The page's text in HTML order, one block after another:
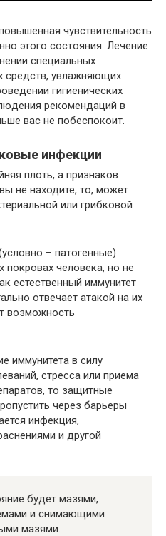
чувствительность
этого состояния. Лечение
специальных
средств, увлажняющих
гигиенических
рекомендаций в
вас не побеспокоит.
инфекции
плоть, а признаков
не находите, то, может
или грибковой
– патогенные)
покровах человека, но не
естественный иммунитет
отвечает атакой на их
возможность
иммунитета в силу
стресса или приема
то защитные
через барьеры
инфекция,
и другой
будет мазями,
и снимающими
мазями.